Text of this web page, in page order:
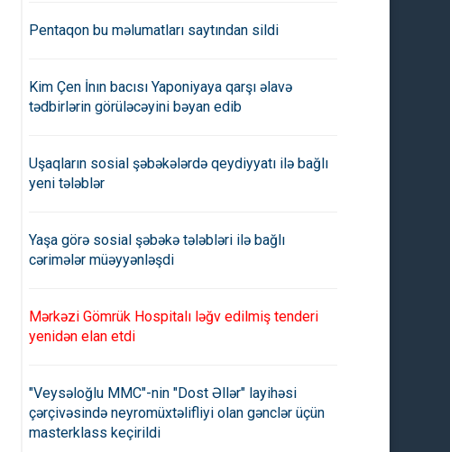
Pentaqon bu məlumatları saytından sildi
Kim Çen İnın bacısı Yaponiyaya qarşı əlavə
tədbirlərin görüləcəyini bəyan edib
Uşaqların sosial şəbəkələrdə qeydiyyatı ilə bağlı
yeni tələblər
Yaşa görə sosial şəbəkə tələbləri ilə bağlı
cərimələr müəyyənləşdi
Mərkəzi Gömrük Hospitalı ləğv edilmiş tenderi
yenidən elan etdi
"Veysəloğlu MMC"-nin "Dost Əllər" layihəsi
çərçivəsində neyromüxtəlifliyi olan gənclər üçün
masterklass keçirildi